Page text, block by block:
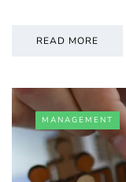
READ MORE
MANAGEMENT